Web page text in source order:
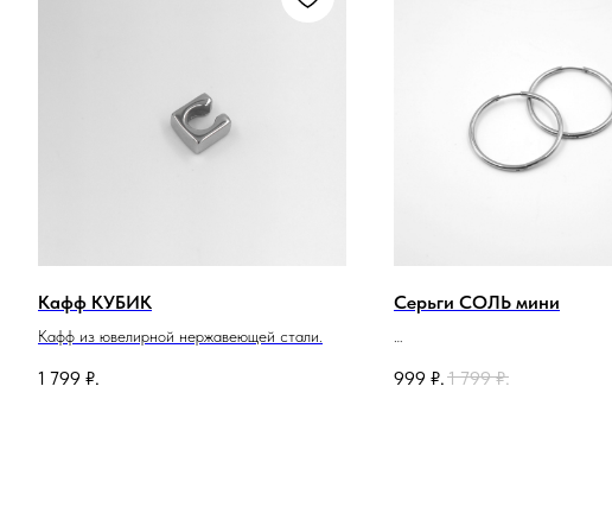
Кафф КУБИК
Кафф из ювелирной нержавеющей стали.
1 799 ₽.
Серьги СОЛЬ мини
Диаметр изделия 3.5см.
999 ₽. 1 799 ₽.